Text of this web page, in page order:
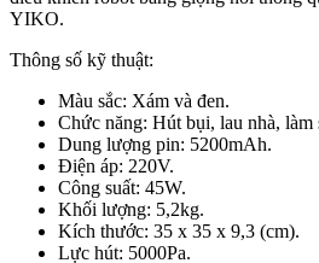
YIKO.
Thông số kỹ thuật:
Màu sắc: Xám và đen.
Chức năng: Hút bụi, lau nhà, làm
Dung lượng pin: 5200mAh.
Điện áp: 220V.
Công suất: 45W.
Khối lượng: 5,2kg.
Kích thước: 35 x 35 x 9,3 (cm).
Lực hút: 5000Pa.